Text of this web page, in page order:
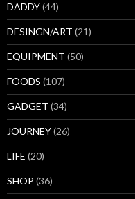
DADDY(44)
DESINGN/ART (21)
EQUIPMENT (50)
FOODS (107)
GADGET (34)
JOURNEY(26)
LIFE (20)
SHOP (36)